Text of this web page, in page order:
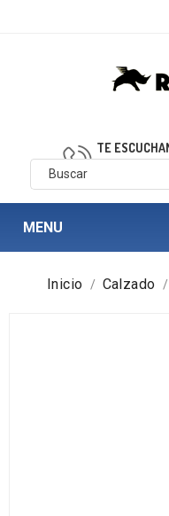
TE
910 850 040
MENU
Inicio Calzado